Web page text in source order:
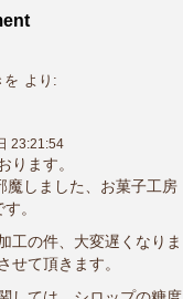
を より:
23:21:54
ります。
魔しました、お菓子工房
。
工の件、大変遅くなりま
せて頂きます。